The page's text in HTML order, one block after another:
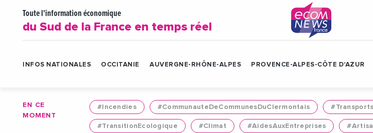
Toute l'information économique
du Sud de la France en temps réel
INFOS NATIONALES OCCITANIE AUVERGNE-RHÔNE-ALPES PROVENCE-ALPES-CÔTE D'AZUR
EN CE
MOMENT
#Incendies #CommunauteDeCommunesDuClermontais #Transports
#TransitionEcologique #Climat #AidesAuxEntreprises